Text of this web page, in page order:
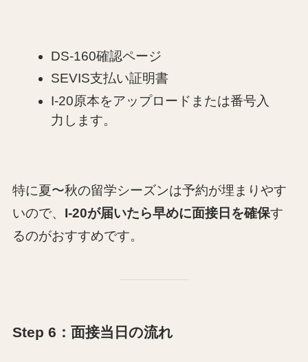
DS-160確認ページ
SEVIS支払い証明書
I-20原本をアップロードまたは番号入
力します。
特に夏〜秋の留学シーズンは予約が埋まりやす
いので、 I-20が届いたら早めに面接日を確保す
るのがおすすめです。
Step 6：面接当日の流れ